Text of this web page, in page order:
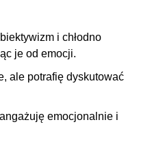
i chłodno
je od emocji.
ale potrafię dyskutować
emocjonalnie i